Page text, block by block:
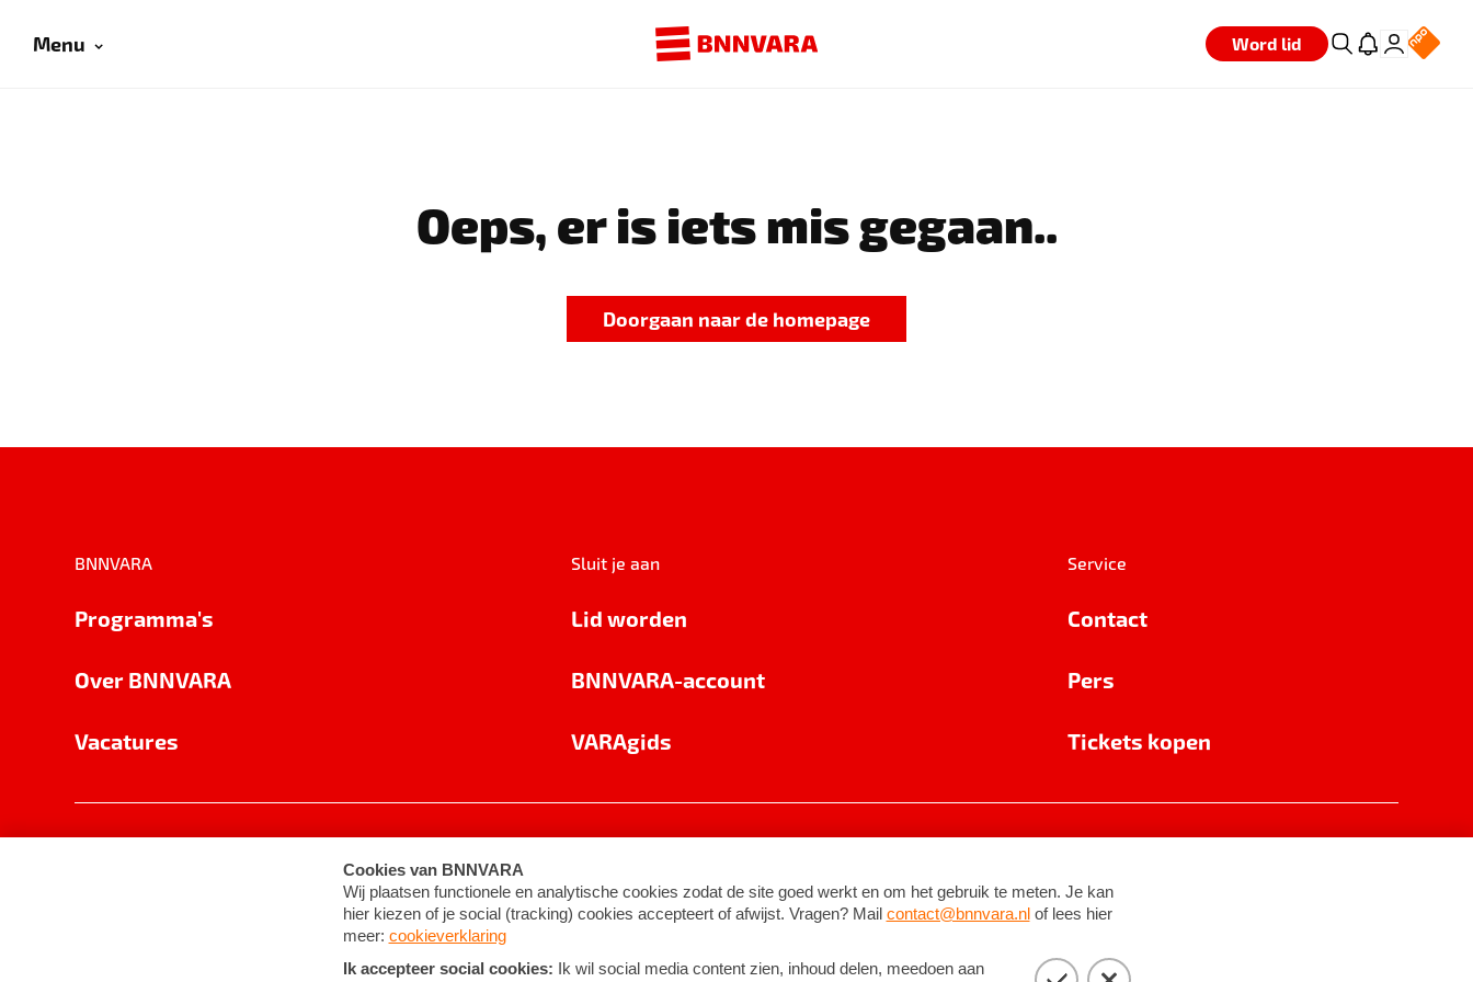
Menu Word lid
Oeps, er is iets mis gegaan..
Doorgaan naar de homepage
BNNVARA
Programma's
Over BNNVARA
Vacatures
Sluit je aan
Lid worden
BNNVARA-account
VARAgids
Service
Contact
Pers
Tickets kopen
Cookie-instellingen Algemene voorwaarden ©2026BNNVARA